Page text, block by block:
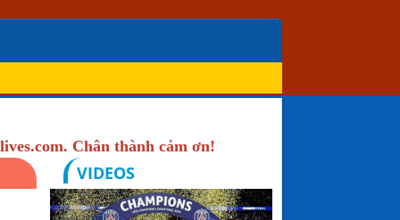
Chân thành cảm ơn!
VIDEOS